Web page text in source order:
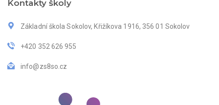
Kontakty školy
Základní škola Sokolov, Křižíkova 1916, 356 01 Sokolov
+420 352 626 955
info@zs8so.cz